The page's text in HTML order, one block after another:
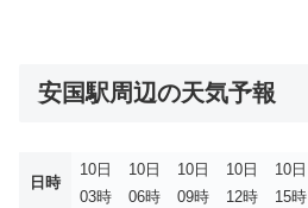
安国駅周辺の天気予報
日時
10日
03時
10日
06時
10日
09時
10日
12時
10日
15時